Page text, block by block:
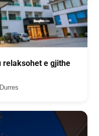
relaksohet e gjithe